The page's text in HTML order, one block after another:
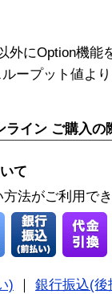
外にOption機能
ープット値よ
ライン ご購入の
て
法がご利用で
)
銀行振込(後